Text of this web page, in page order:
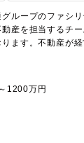
グループのファシ
産を担当するチ
ます。不動産が
す。【業務詳細】
海外：約10件）の
、供給観点でのフ
ュボード化、及び
シリティ関連契約
1200万円